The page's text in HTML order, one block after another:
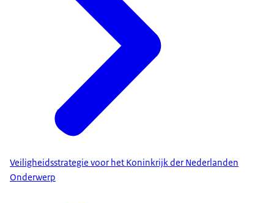
Veiligheidsstrategie voor het Koninkrijk der Nederlanden
Onderwerp